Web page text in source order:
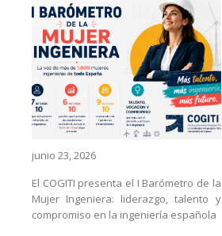
junio 23, 2026
El COGITI presenta el I Barómetro de la
Mujer Ingeniera: liderazgo, talento y
compromiso en la ingeniería española